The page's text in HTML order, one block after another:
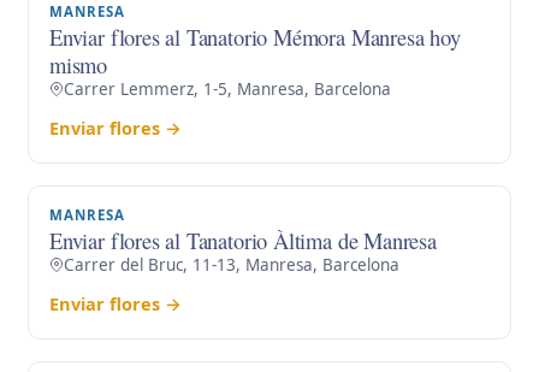
MANRESA
Enviar flores al Tanatorio Mémora Manresa hoy
mismo
Carrer Lemmerz, 1-5, Manresa, Barcelona
Enviar flores →
MANRESA
Enviar flores al Tanatorio Àltima de Manresa
Carrer del Bruc, 11-13, Manresa, Barcelona
Enviar flores →